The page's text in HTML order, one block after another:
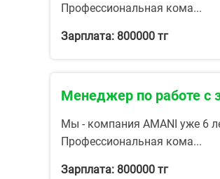
Профессиональная кома...
Зарплата: 800000 тг
Менеджер по работе с
Мы - компания AMANI уже 6
Профессиональная кома...
Зарплата: 800000 тг